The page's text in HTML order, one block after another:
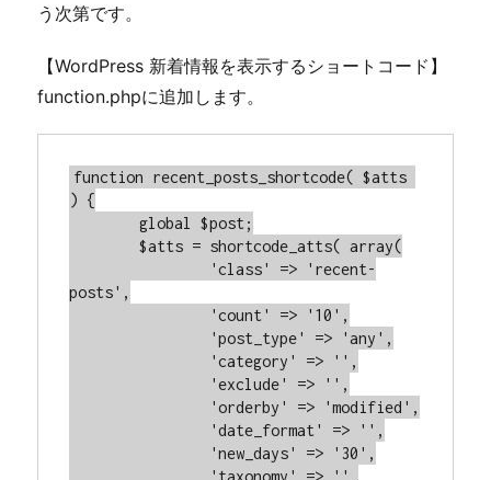
う次第です。
【WordPress 新着情報を表示するショートコード】
function.phpに追加します。
function recent_posts_shortcode( $atts
) {
	global $post;
	$atts = shortcode_atts( array(
posts',